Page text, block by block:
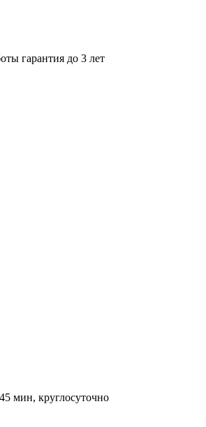
гарантия до 3 лет
мин, круглосуточно